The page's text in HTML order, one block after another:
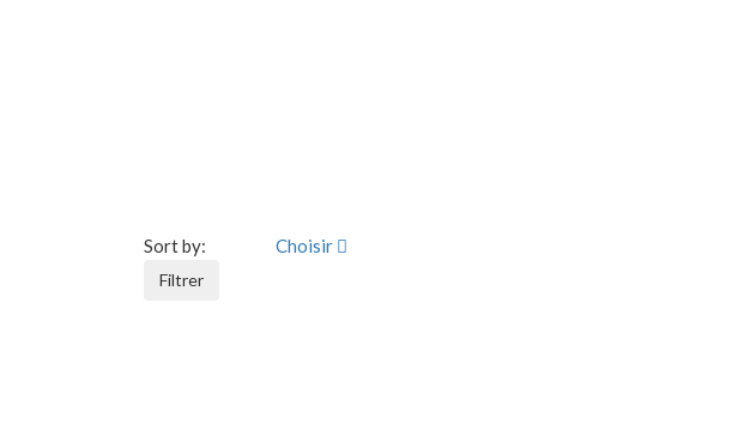
Sort by: Choisir 
Filtrer